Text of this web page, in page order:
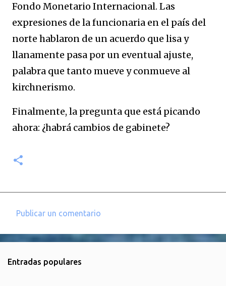
Fondo Monetario Internacional. Las
expresiones de la funcionaria en el país del
norte hablaron de un acuerdo que lisa y
llanamente pasa por un eventual ajuste,
palabra que tanto mueve y conmueve al
kirchnerismo.
Finalmente, la pregunta que está picando
ahora: ¿habrá cambios de gabinete?
e
Publicar un comentario
Entradas populares